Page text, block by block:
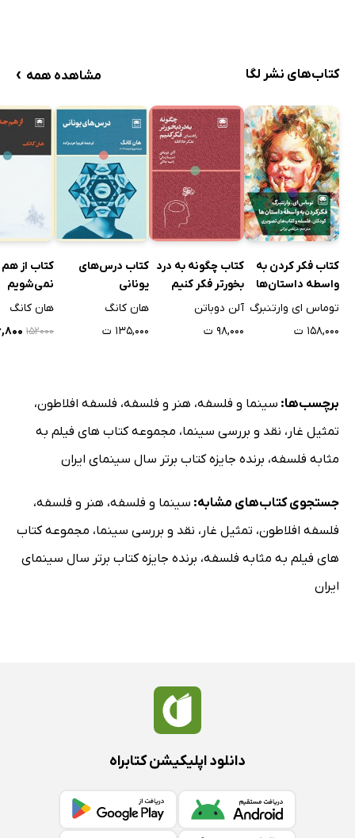
کتاب‌های نشر لگا مشاهده همه ›
کتاب فکر کردن به
واسطه داستان‌ها
توماس ای وارتنبرگ
۱۵۸,۰۰۰ ت
کتاب چگونه به درد
بخورتر فکر کنیم
آلن دوباتن
۹۸,۰۰۰ ت
کتاب درس‌های
یونانی
هان کانگ
۱۳۵,۰۰۰ ت
کتاب از
نمی‌شویم
هان کانگ
۱۵۲۰۰۰
برچسب‌ها: سینما و فلسفه، هنر و فلسفه، فلسفه افلاطون،
تمثیل غار ، نقد و بررسی سینما، مجموعه کتاب های فیلم به
مثابه فلسفه، برنده جایزه کتاب برتر سال سینمای ایران
جستجوی کتاب‌های مشابه: سینما و فلسفه، هنر و فلسفه،
فلسفه افلاطون، تمثیل غار ، نقد و بررسی سینما، مجموعه کتاب
های فیلم به مثابه فلسفه، برنده جایزه کتاب برتر سال سینمای
ایران
دانلود اپلیکیشن کتابراه